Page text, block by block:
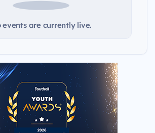
events are currently live.